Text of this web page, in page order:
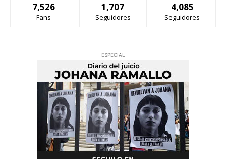
7,526
Fans
1,707
Seguidores
4,085
Seguidores
ESPECIAL